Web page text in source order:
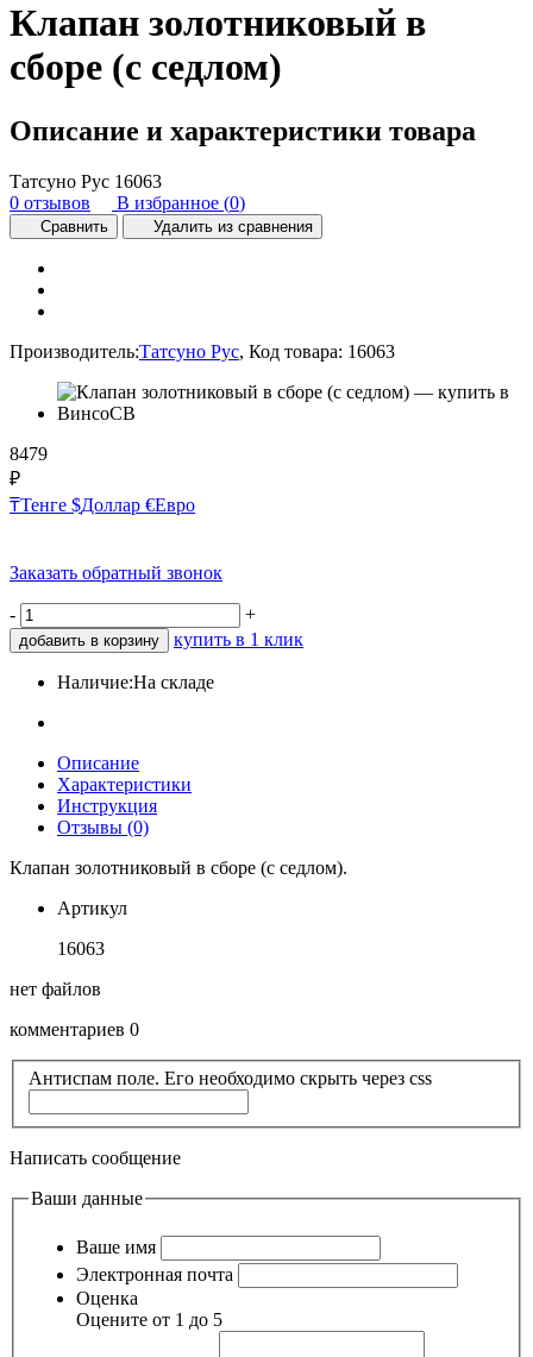
Клапан золотниковый в
сборе (с седлом)
Описание и характеристики товара
Татсуно Рус 16063
0 отзывов
В избранное (0)
Сравнить Удалить из сравнения
Производитель:Татсуно Рус, Код товара: 16063
8479
₽
₸Тенге $Доллар €Евро
Заказать обратный звонок
- +
добавить в корзину купить в 1 клик
Наличие:На складе
Описание
Характеристики
Инструкция
Отзывы (0)
Клапан золотниковый в сборе (с седлом).
Артикул
16063
нет файлов
комментариев 0
Антиспам поле. Его необходимо скрыть через css
Написать сообщение
Ваши данные
Ваше имя
Электронная почта
Оценка
Оцените от 1 до 5